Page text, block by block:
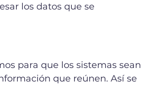
los datos que se
para que los sistemas sean
que reúnen. Así se